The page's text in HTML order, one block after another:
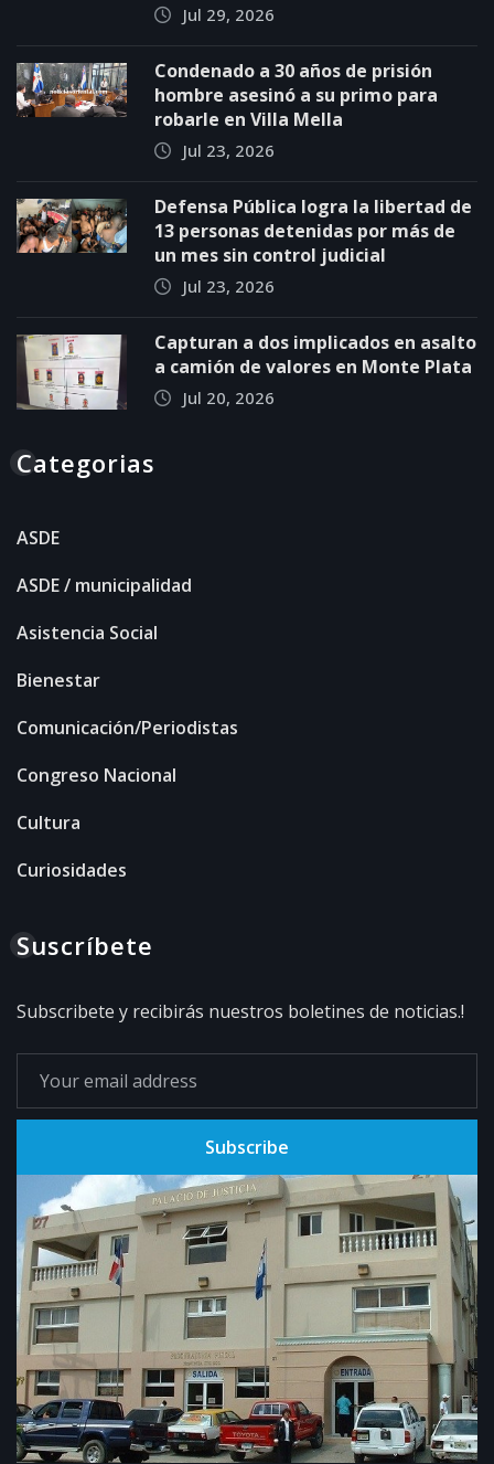
Jul 29, 2026
Condenado a 30 años de prisión
hombre asesinó a su primo para
robarle en Villa Mella
Jul 23, 2026
Defensa Pública logra la libertad de
13 personas detenidas por más de
un mes sin control judicial
Jul 23, 2026
Capturan a dos implicados en asalto
a camión de valores en Monte Plata
Jul 20, 2026
Categorias
ASDE
ASDE / municipalidad
Asistencia Social
Bienestar
Comunicación/Periodistas
Congreso Nacional
Cultura
Curiosidades
Suscríbete
Subscribete y recibirás nuestros boletines de noticias.!
Subscribe